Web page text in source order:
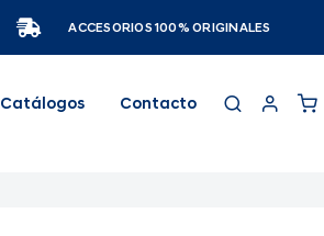
ACCESORIOS 100% ORIGINALES
Catálogos Contacto